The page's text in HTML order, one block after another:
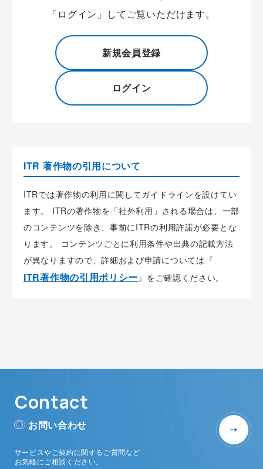
「ログイン」してご覧いただけます。
新規会員登録
ログイン
ITR 著作物の引用について
ITRでは著作物の利用に関してガイドラインを設けてい
ます。 ITRの著作物を「社外利用」される場合は、一部
のコンテンツを除き、事前にITRの利用許諾が必要とな
ります。 コンテンツごとに利用条件や出典の記載方法
が異なりますので、詳細および申請については『
ITR著作物の引用ポリシー』をご確認ください。
Contact
お問い合わせ
サービスやご契約に関するご質問など
お気軽にご相談ください。